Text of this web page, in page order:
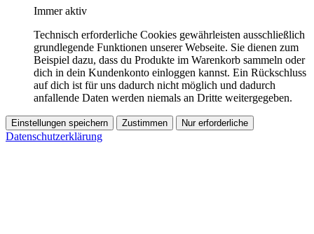
Immer aktiv
Technisch erforderliche Cookies gewährleisten ausschließlich
grundlegende Funktionen unserer Webseite. Sie dienen zum
Beispiel dazu, dass du Produkte im Warenkorb sammeln oder
dich in dein Kundenkonto einloggen kannst. Ein Rückschluss
auf dich ist für uns dadurch nicht möglich und dadurch
anfallende Daten werden niemals an Dritte weitergegeben.
Einstellungen speichern Zustimmen Nur erforderliche
Datenschutzerklärung